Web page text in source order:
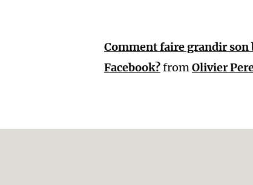
Comment faire grandir son
Facebook?fromOlivier